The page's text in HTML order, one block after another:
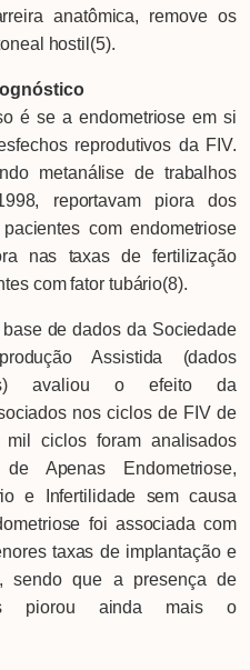
anatômica, remove os
hostil(5).
se a endometriose em si
reprodutivos da FIV.
metanálise de trabalhos
reportavam piora dos
com endometriose
nas taxas de fertilização
com fator tubário(8).
de dados da Sociedade
Assistida (dados
avaliou o efeito da
nos ciclos de FIV de
ciclos foram analisados
Apenas Endometriose,
e Infertilidade sem causa
foi associada com
taxas de implantação e
sendo que a presença de
piorou ainda mais o